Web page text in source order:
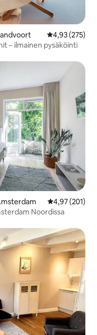
4,93 (275)
– ilmainen pysäköinti
4,97 (201)
Noordissa